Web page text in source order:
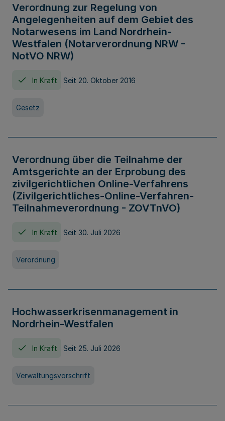
Verordnung zur Regelung von
Angelegenheiten auf dem Gebiet des
Notarwesens im Land Nordrhein-
Westfalen (Notarverordnung NRW -
NotVO NRW)
In Kraft Seit 20. Oktober 2016
Gesetz
Verordnung über die Teilnahme der
Amtsgerichte an der Erprobung des
zivilgerichtlichen Online-Verfahrens
(Zivilgerichtliches-Online-Verfahren-
Teilnahmeverordnung - ZOVTnVO)
In Kraft Seit 30. Juli 2026
Verordnung
Hochwasserkrisenmanagement in
Nordrhein-Westfalen
In Kraft Seit 25. Juli 2026
Verwaltungsvorschrift